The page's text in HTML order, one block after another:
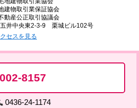
建物取引業保証協会
動産公正取引協議会
井中央東2-3-9 栗城ビル102号
セスを見る
8157
0436-24-1174